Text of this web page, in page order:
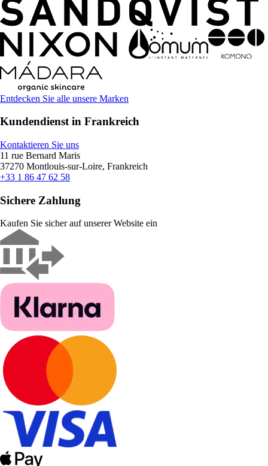
Entdecken Sie alle unsere Marken
Kundendienst in Frankreich
Kontaktieren Sie uns
11 rue Bernard Maris
37270 Montlouis-sur-Loire, Frankreich
+33 1 86 47 62 58
Sichere Zahlung
Kaufen Sie sicher auf unserer Website ein